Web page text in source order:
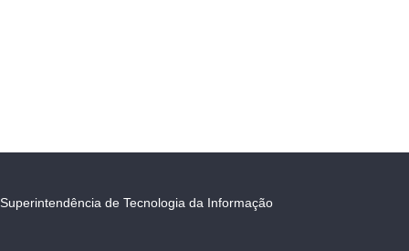
Superintendência de Tecnologia da Informação